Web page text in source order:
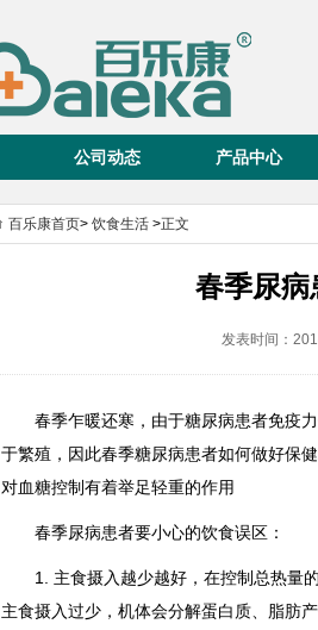
公司动态 产品中心
百乐康首页> 饮食生活 >正文
春季尿病
发表时间：
春季乍暖还寒，由于糖尿病患者免疫
于繁殖，因此春季糖尿病患者如何做好保
对血糖控制有着举足轻重的作用
春季尿病患者要小心的饮食误区：
1. 主食摄入越少越好，在控制总热量
主食摄入过少，机体会分解蛋白质、脂肪